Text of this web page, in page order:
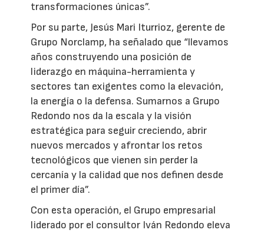
transformaciones únicas”.
Por su parte, Jesús Mari Iturrioz, gerente de
Grupo Norclamp, ha señalado que “llevamos
años construyendo una posición de
liderazgo en máquina-herramienta y
sectores tan exigentes como la elevación,
la energía o la defensa. Sumarnos a Grupo
Redondo nos da la escala y la visión
estratégica para seguir creciendo, abrir
nuevos mercados y afrontar los retos
tecnológicos que vienen sin perder la
cercanía y la calidad que nos definen desde
el primer día”.
Con esta operación, el Grupo empresarial
liderado por el consultor Iván Redondo eleva